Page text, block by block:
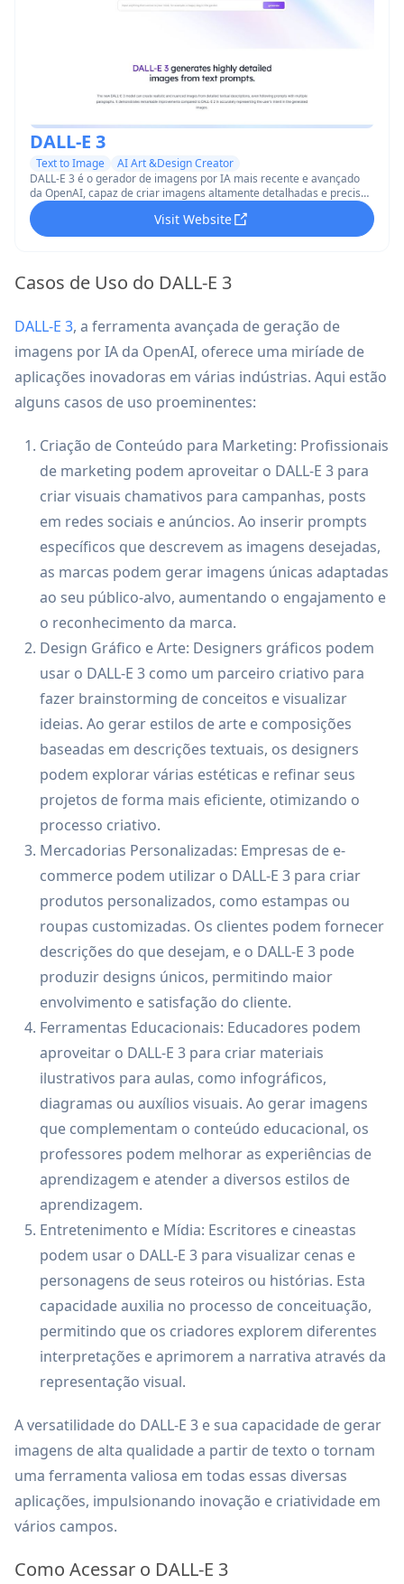
DALL-E 3
Text to Image
AI Art &Design Creator
DALL-E 3 é o gerador de imagens por IA mais recente e avançado
da OpenAI, capaz de criar imagens altamente detalhadas e precisas
a partir de descrições textuais com fidelidade aprimorada de
solicitações e integração perfeita com o ChatGPT.
Visit Website
Casos de Uso do DALL-E 3
DALL-E 3, a ferramenta avançada de geração de
imagens por IA da OpenAI, oferece uma miríade de
aplicações inovadoras em várias indústrias. Aqui estão
alguns casos de uso proeminentes:
Criação de Conteúdo para Marketing: Profissionais
de marketing podem aproveitar o DALL-E 3 para
criar visuais chamativos para campanhas, posts
em redes sociais e anúncios. Ao inserir prompts
específicos que descrevem as imagens desejadas,
as marcas podem gerar imagens únicas adaptadas
ao seu público-alvo, aumentando o engajamento e
o reconhecimento da marca.
Design Gráfico e Arte: Designers gráficos podem
usar o DALL-E 3 como um parceiro criativo para
fazer brainstorming de conceitos e visualizar
ideias. Ao gerar estilos de arte e composições
baseadas em descrições textuais, os designers
podem explorar várias estéticas e refinar seus
projetos de forma mais eficiente, otimizando o
processo criativo.
Mercadorias Personalizadas: Empresas de e-
commerce podem utilizar o DALL-E 3 para criar
produtos personalizados, como estampas ou
roupas customizadas. Os clientes podem fornecer
descrições do que desejam, e o DALL-E 3 pode
produzir designs únicos, permitindo maior
envolvimento e satisfação do cliente.
Ferramentas Educacionais: Educadores podem
aproveitar o DALL-E 3 para criar materiais
ilustrativos para aulas, como infográficos,
diagramas ou auxílios visuais. Ao gerar imagens
que complementam o conteúdo educacional, os
professores podem melhorar as experiências de
aprendizagem e atender a diversos estilos de
aprendizagem.
Entretenimento e Mídia: Escritores e cineastas
podem usar o DALL-E 3 para visualizar cenas e
personagens de seus roteiros ou histórias. Esta
capacidade auxilia no processo de conceituação,
permitindo que os criadores explorem diferentes
interpretações e aprimorem a narrativa através da
representação visual.
A versatilidade do DALL-E 3 e sua capacidade de gerar
imagens de alta qualidade a partir de texto o tornam
uma ferramenta valiosa em todas essas diversas
aplicações, impulsionando inovação e criatividade em
vários campos.
Como Acessar o DALL-E 3